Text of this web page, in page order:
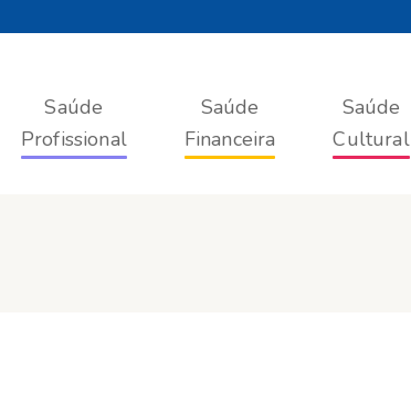
Saúde
Profissional
Saúde
Financeira
Saúde
Cultural